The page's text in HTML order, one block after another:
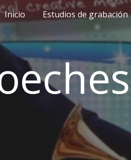
to main content
Inicio Estudios de grabación